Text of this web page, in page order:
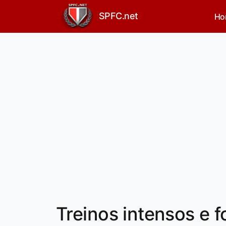
SPFC.net
Treinos intensos e